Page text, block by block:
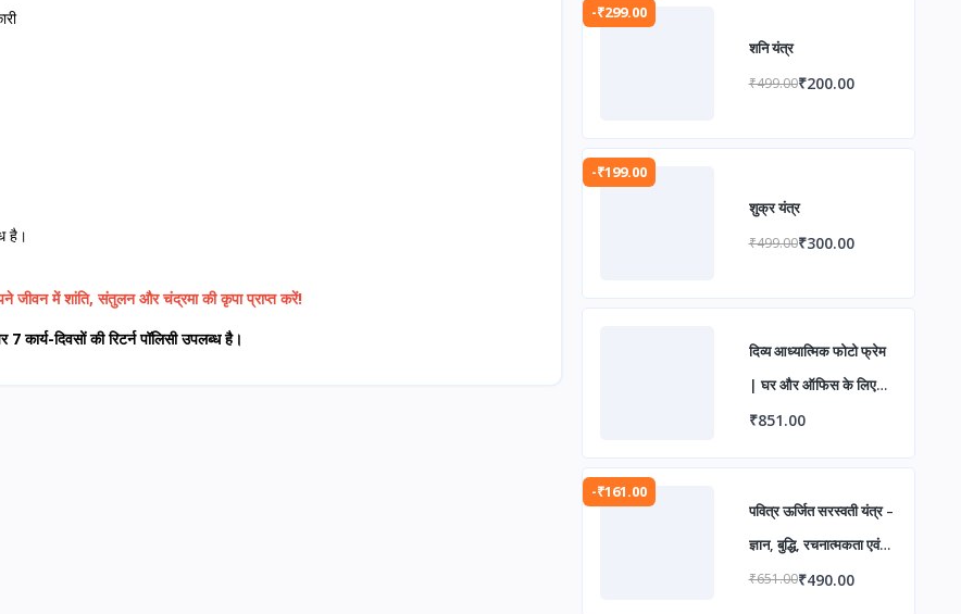
है।
में शांति, संतुलन और चंद्रमा की कृपा प्राप्त करें!
दिवसों की रिटर्न पॉलिसी उपलब्ध है।
-₹299.00
शनि यंत्र
₹499.00₹200.00
-₹199.00
शुक्र यंत्र
₹499.00₹300.00
दिव्य आध्यात्मिक फोटो फ्रेम
| घर और ऑफिस के लिए
पवित्र वॉल डेकोर
₹851.00
-₹161.00
पवित्र ऊर्जित सरस्वती यंत्र –
ज्ञान, बुद्धि, रचनात्मकता एवं
शिक्षा में सफलता हेतु दिव्य
₹651.00₹490.00